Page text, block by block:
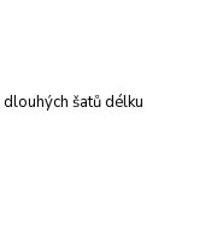
šatů délku